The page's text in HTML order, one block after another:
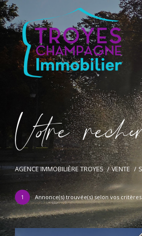
Vore rec
AGENCE IMMOBILIÈRE TROYES VENTE
1 Annonce(s) trouvée(s) selon vos critères